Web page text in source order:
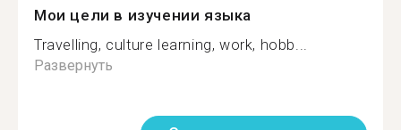
Мои цели в изучении языка
Travelling, culture learning, work, hobb...
Развернуть